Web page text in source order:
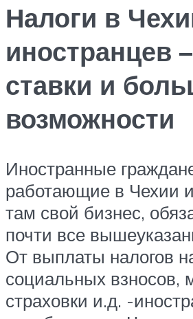
Налоги в
иностранцев
ставки и
возможности
Иностранные
работающие в Чехии
там свой бизнес,
почти все
От выплаты налогов
социальных взносов,
страховки и.д. -